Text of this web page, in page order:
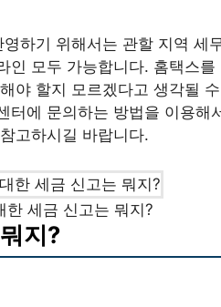
하기 위해서는 관할 지역 세
인 모두 가능합니다. 홈택스
야 할지 모르겠다고 생각될
에 문의하는 방법을 이용해
고하시길 바랍니다.
한 세금 신고는 뭐지?
지?